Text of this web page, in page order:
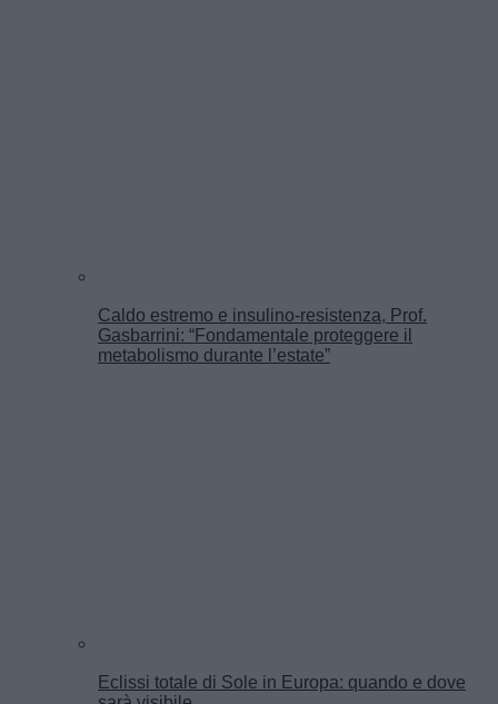
Caldo estremo e insulino-resistenza, Prof.
Gasbarrini: “Fondamentale proteggere il
metabolismo durante l’estate”
Eclissi totale di Sole in Europa: quando e dove